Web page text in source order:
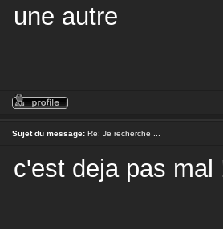
une autre
Sujet du message: Re: Je recherche ...
c'est deja pas mal